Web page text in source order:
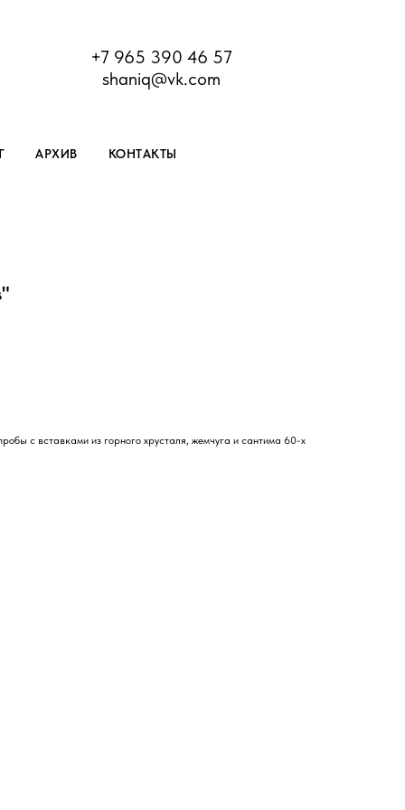
+7 965 390 46 57
shaniq@vk.com
АРХИВ КОНТАКТЫ
с вставками из горного хрусталя, жемчуга и сантима 60-х